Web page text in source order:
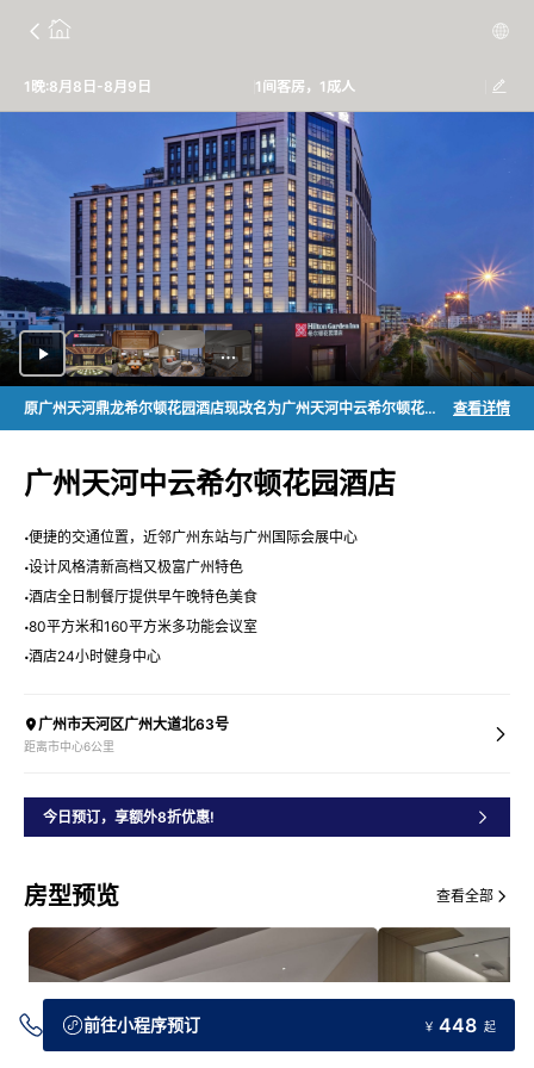
1晚:8月8日-8月9日 1间客房，1成人
原广州天河鼎龙希尔顿花园酒店现改名为广州天河中云希尔顿花园酒店 查看详情
广州天河中云希尔顿花园酒店
便捷的交通位置，近邻广州东站与广州国际会展中心
设计风格清新高档又极富广州特色
酒店全日制餐厅提供早午晚特色美食
80平方米和160平方米多功能会议室
酒店24小时健身中心
广州市天河区广州大道北63号
距离市中心6公里
今日预订，享额外8折优惠!
房型预览 查看全部
前往小程序预订 ￥ 448 起